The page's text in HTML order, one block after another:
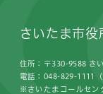
さいたま市役
住所：〒330-9588 さ
電話：048-829-1111（
※さいたまコールセン